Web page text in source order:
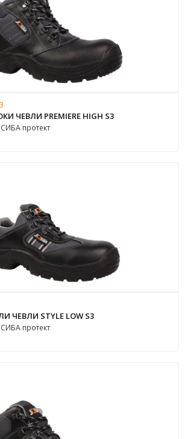
ЧЕВЛИ PREMIERE HIGH S3
протект
STYLE LOW S3
протект